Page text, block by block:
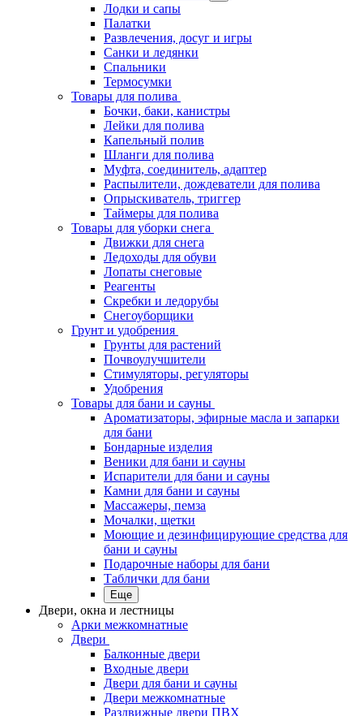
Лодки и сапы
Палатки
Развлечения, досуг и игры
Санки и ледянки
Спальники
Термосумки
Товары для полива
Бочки, баки, канистры
Лейки для полива
Капельный полив
Шланги для полива
Муфта, соединитель, адаптер
Распылители, дождеватели для полива
Опрыскиватель, триггер
Таймеры для полива
Товары для уборки снега
Движки для снега
Ледоходы для обуви
Лопаты снеговые
Реагенты
Скребки и ледорубы
Снегоуборщики
Грунт и удобрения
Грунты для растений
Почвоулучшители
Стимуляторы, регуляторы
Удобрения
Товары для бани и сауны
Ароматизаторы, эфирные масла и запарки
для бани
Бондарные изделия
Веники для бани и сауны
Испарители для бани и сауны
Камни для бани и сауны
Массажеры, пемза
Мочалки, щетки
Моющие и дезинфицирующие средства для
бани и сауны
Подарочные наборы для бани
Таблички для бани
Еще
Двери, окна и лестницы
Арки межкомнатные
Двери
Балконные двери
Входные двери
Двери для бани и сауны
Двери межкомнатные
Раздвижные двери ПВХ